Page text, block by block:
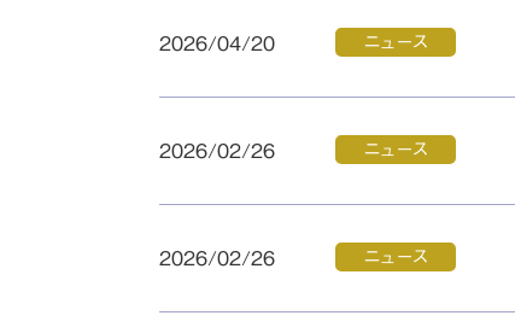
2026/04/20 ニュース
2026/02/26 ニュース
2026/02/26 ニュース